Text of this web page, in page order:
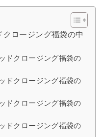
ロージング福袋の中
ドクロージング福袋の
ドクロージング福袋の
ドクロージング福袋の
ドクロージング福袋の